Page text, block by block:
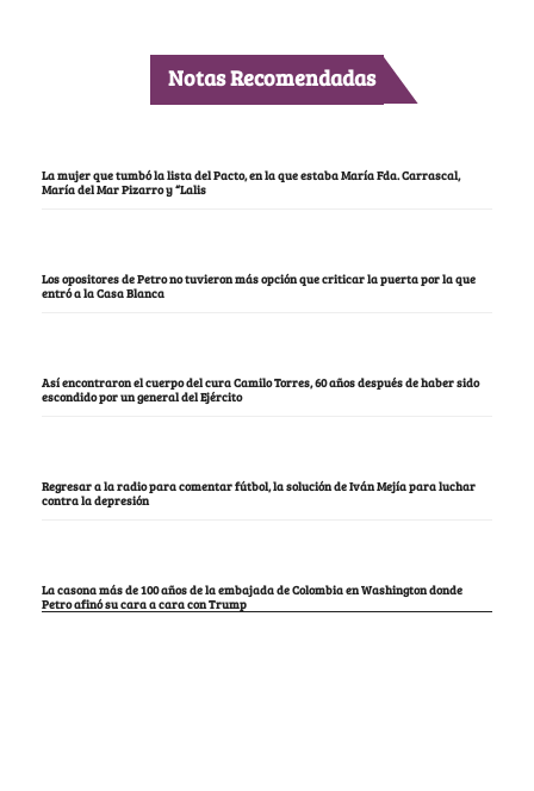
Notas Recomendadas
La mujer que tumbó la lista del Pacto, en la que estaba María Fda. Carrascal,
María del Mar Pizarro y “Lalis
Los opositores de Petro no tuvieron más opción que criticar la puerta por la que
entró a la Casa Blanca
Así encontraron el cuerpo del cura Camilo Torres, 60 años después de haber sido
escondido por un general del Ejército
Regresar a la radio para comentar fútbol, la solución de Iván Mejía para luchar
contra la depresión
La casona más de 100 años de la embajada de Colombia en Washington donde
Petro afinó su cara a cara con Trump